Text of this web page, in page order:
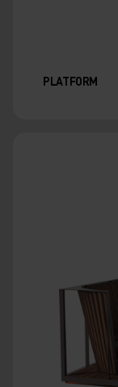
PLATFORM